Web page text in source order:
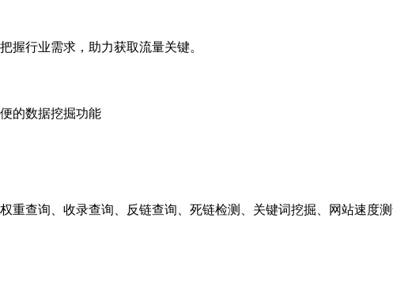
握行业需求，助力获取流量关键。
的数据挖掘功能
重查询、收录查询、反链查询、死链检测、关键词挖掘、网站速度